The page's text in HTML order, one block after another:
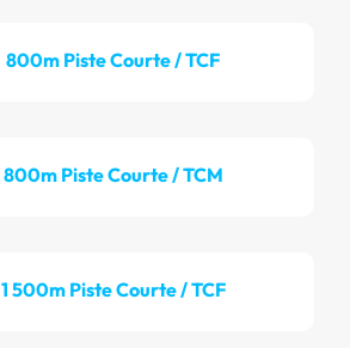
800m Piste Courte / TCF
800m Piste Courte / TCM
1 500m Piste Courte / TCF